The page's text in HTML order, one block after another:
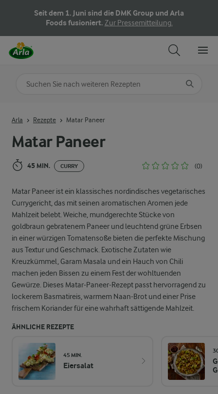
Seit dem 1. Juni sind die DMK Group und Arla
Foods fusioniert. Zur Pressemitteilung.
Matar Paneer
45 MIN. CURRY (0)
Matar Paneer ist ein klassisches nordindisches vegetarisches
Currygericht, das mit seinen aromatischen Aromen jede
Mahlzeit belebt. Weiche, mundgerechte Stücke von
goldbraun gebratenem Paneer und leuchtend grüne Erbsen
in einer würzigen Tomatensoße bieten die perfekte Mischung
aus Textur und Geschmack. Exotische Zutaten wie
Kreuzkümmel, Garam Masala und ein Hauch von Chili
machen jeden Bissen zu einem Fest der wohltuenden
Gewürze. Dieses Matar-Paneer-Rezept passt hervorragend zu
lockerem Basmatireis, warmem Naan-Brot und einer Prise
frischem Koriander für eine wahrhaft sättigende Mahlzeit.
ÄHNLICHE REZEPTE
45 MIN.
Eiersalat
Arla Rezepte Matar Paneer
Nach Kategorie suchen